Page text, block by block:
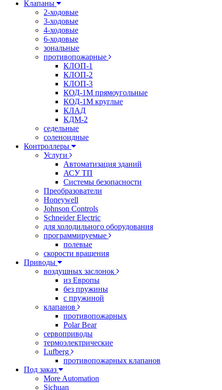
Клапаны
2-ходовые
3-ходовые
4-ходовые
6-ходовые
зональные
противопожарные
КЛОП-1
КЛОП-2
КЛОП-3
КОД-1М прямоугольные
КОД-1М круглые
КЛАД
КДМ-2
седельные
соленоидные
Контроллеры
Услуги
Автоматизация зданий
АСУ ТП
Системы безопасности
Преобразователи
Honeywell
Johnson Controls
Schneider Electric
для холодильного оборудования
программируемые
полевые
скорости вращения
Приводы
воздушных заслонок
из Европы
без пружины
с пружиной
клапанов
противопожарных
Polar Bear
сервоприводы
термоэлектрические
Lufberg
противопожарных клапанов
Под заказ
More Automation
Sichuan